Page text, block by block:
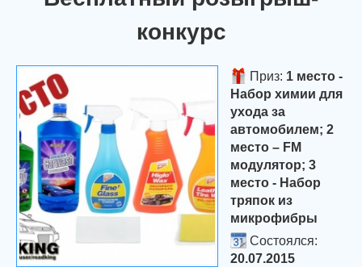
конкурс
Приз: 1 место -
Набор химии для
ухода за
автомобилем; 2
место – FM
модулятор; 3
место - Набор
тряпок из
микрофибры
Состоялся:
20.07.2015